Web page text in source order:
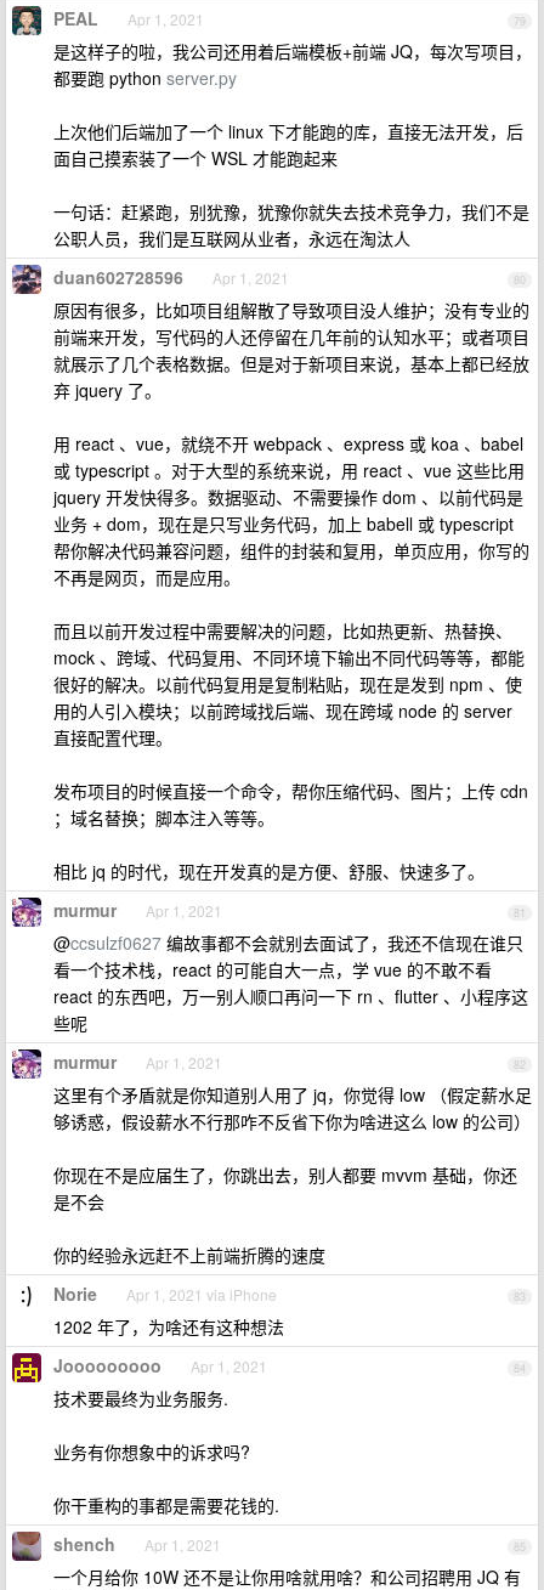
79
PEAL Apr 1, 2021
是这样子的啦，我公司还用着后端模板+前端 JQ，每次写项目，
都要跑 python server.py
上次他们后端加了一个 linux 下才能跑的库，直接无法开发，后
面自己摸索装了一个 WSL 才能跑起来
一句话：赶紧跑，别犹豫，犹豫你就失去技术竞争力，我们不是
公职人员，我们是互联网从业者，永远在淘汰人
80
duan602728596 Apr 1, 2021
原因有很多，比如项目组解散了导致项目没人维护；没有专业的
前端来开发，写代码的人还停留在几年前的认知水平；或者项目
就展示了几个表格数据。但是对于新项目来说，基本上都已经放
弃 jquery 了。
用 react 、vue，就绕不开 webpack 、express 或 koa 、babel
或 typescript 。对于大型的系统来说，用 react 、vue 这些比用
jquery 开发快得多。数据驱动、不需要操作 dom 、以前代码是
业务 + dom，现在是只写业务代码，加上 babell 或 typescript
帮你解决代码兼容问题，组件的封装和复用，单页应用，你写的
不再是网页，而是应用。
而且以前开发过程中需要解决的问题，比如热更新、热替换、
mock 、跨域、代码复用、不同环境下输出不同代码等等，都能
很好的解决。以前代码复用是复制粘贴，现在是发到 npm 、使
用的人引入模块；以前跨域找后端、现在跨域 node 的 server
直接配置代理。
发布项目的时候直接一个命令，帮你压缩代码、图片；上传 cdn
；域名替换；脚本注入等等。
相比 jq 的时代，现在开发真的是方便、舒服、快速多了。
81
murmur Apr 1, 2021
@ccsulzf0627 编故事都不会就别去面试了，我还不信现在谁只
看一个技术栈，react 的可能自大一点，学 vue 的不敢不看
react 的东西吧，万一别人顺口再问一下 rn 、flutter 、小程序这
些呢
82
murmur Apr 1, 2021
这里有个矛盾就是你知道别人用了 jq，你觉得 low （假定薪水足
够诱惑，假设薪水不行那咋不反省下你为啥进这么 low 的公司）
你现在不是应届生了，你跳出去，别人都要 mvvm 基础，你还
是不会
你的经验永远赶不上前端折腾的速度
83
Norie Apr 1, 2021 via iPhone
1202 年了，为啥还有这种想法
84
Jooooooooo Apr 1, 2021
技术要最终为业务服务.
业务有你想象中的诉求吗?
你干重构的事都是需要花钱的.
85
shench Apr 1, 2021
一个月给你 10W 还不是让你用啥就用啥？和公司招聘用 JQ 有